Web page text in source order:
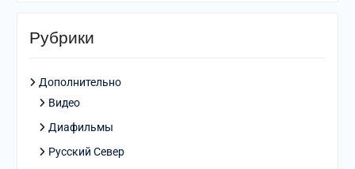
Рубрики
Дополнительно
Видео
Диафильмы
Русский Север